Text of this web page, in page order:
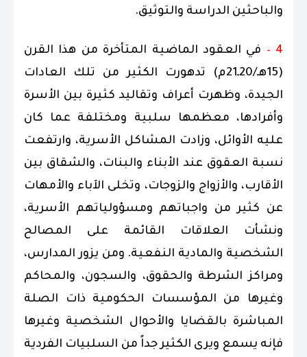
والباحثين الدراسة والتوثيق.
4 –
في العقود الماضية المتأخرة من هذا القرن
(15هـ/20ـ21م) تدهورت الكثير من تلك العادات
الجيدة، وظهرت أعراف وتقاليد كثيرة بين الأسرة
وأفرادها، معظمها سلبية ومختلفة عما كان
عليه الأوائل، وزادت المشاكل الأسرية، وارتفعت
نسبة العقوق عند الأبناء والبنات، والشقاق بين
الأقارب، والأزواج والزوجات، وتخلى الآباء والأمهات
عن كثير من واجباتهم ومسؤولياتهم الأسرية،
ونشأت العلاقات القائمة على المصالح
الشخصية والمادية النفعية. ومن يزور المدارس،
ومراكز الشرطة والحقوق، والسجون، والمحاكم
وغيرها من المؤسسات الحكومية ذات الصلة
المباشرة بالقضايا والأحوال الشخصية وغيرها
فإنه يسمع ويرى الكثير جداً من السلبيات الفردية